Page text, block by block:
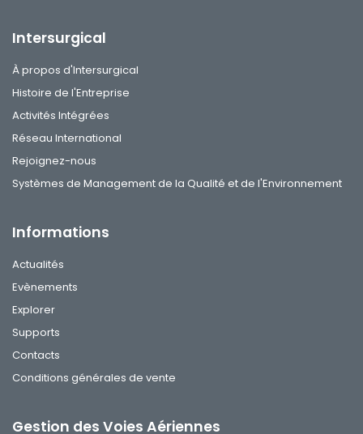
Intersurgical
À propos d'Intersurgical
Histoire de l'Entreprise
Activités Intégrées
Réseau International
Rejoignez-nous
Systèmes de Management de la Qualité et de l'Environnement
Informations
Actualités
Evènements
Explorer
Supports
Contacts
Conditions générales de vente
Gestion des Voies Aériennes